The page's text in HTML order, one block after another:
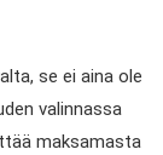
se ei aina ole
valinnassa
maksamasta